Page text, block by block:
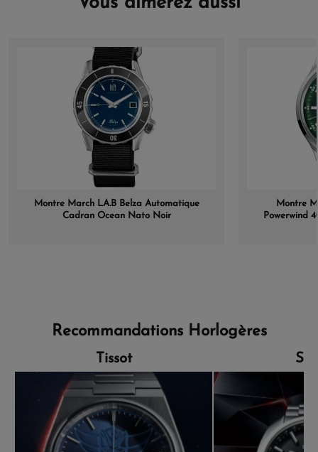
Montre March LA.B Belza Automatique
Cadran Ocean Nato Noir
Montre
Powerwind
Recommandations Horlogères
Tissot